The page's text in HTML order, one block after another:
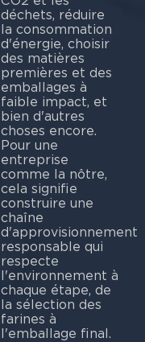
déchets, réduire
la consommation
d'énergie, choisir
des matières
premières et des
emballages à
faible impact, et
bien d'autres
choses encore.
Pour une
entreprise
comme la nôtre,
cela signifie
construire une
chaîne
d'approvisionnement
responsable qui
respecte
l'environnement à
chaque étape, de
la sélection des
farines à
l'emballage final.